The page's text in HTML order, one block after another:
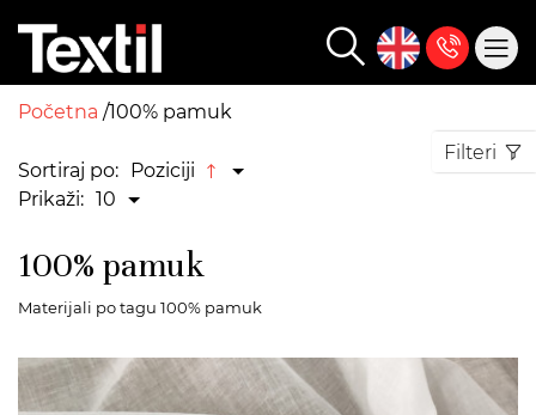
Početna 100% pamuk
Sortiraj po: Poziciji
Prikaži: 10
Filteri
100% pamuk
Materijali po tagu 100% pamuk